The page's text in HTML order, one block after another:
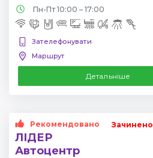
Пн-Пт 10:00 – 17:00
Зателефонувати
Маршрут
Детальніше
Рекомендовано
ЛІДЕР
Автоцентр
Зачинено